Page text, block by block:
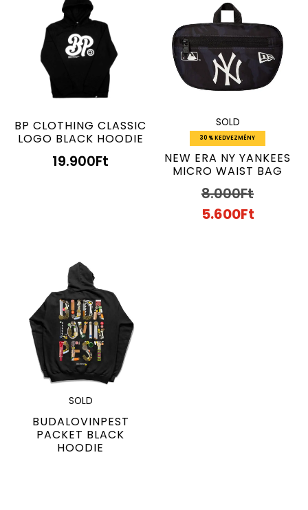
BP CLOTHING CLASSIC
LOGO BLACK HOODIE
19.900Ft
SOLD
30 % KEDVEZMÉNY
NEW ERA NY YANKEES
MICRO WAIST BAG
8.000Ft
5.600Ft
SOLD
BUDALOVINPEST
PACKET BLACK
HOODIE